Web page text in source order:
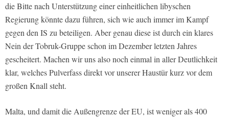
die Bitte nach Unterstützung einer einheitlichen libyschen
Regierung könnte dazu führen, sich wie auch immer im Kampf
gegen den IS zu beteiligen. Aber genau diese ist durch ein klares
Nein der Tobruk-Gruppe schon im Dezember letzten Jahres
gescheitert. Machen wir uns also noch einmal in aller Deutlichkeit
klar, welches Pulverfass direkt vor unserer Haustür kurz vor dem
großen Knall steht.
Malta, und damit die Außengrenze der EU, ist weniger als 400